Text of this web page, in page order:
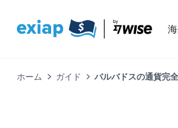
ホーム ガイド バルバドスの通貨完